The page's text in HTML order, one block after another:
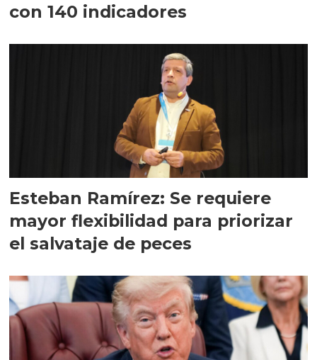
con 140 indicadores
Esteban Ramírez: Se requiere
mayor flexibilidad para priorizar
el salvataje de peces